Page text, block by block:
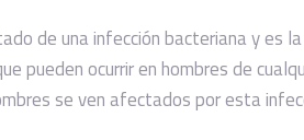
de una infección bacteriana y es
pueden ocurrir en hombres de
se ven afectados por esta